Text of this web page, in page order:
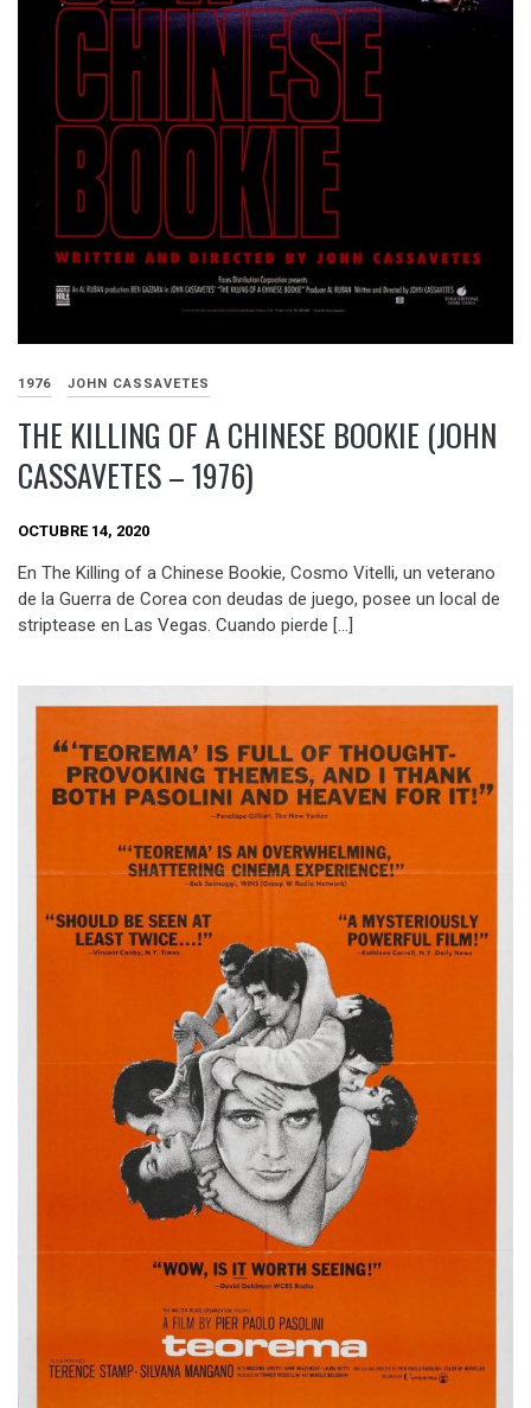
1976 JOHN CASSAVETES
THE KILLING OF A CHINESE BOOKIE (JOHN
CASSAVETES – 1976)
OCTUBRE 14, 2020
En The Killing of a Chinese Bookie, Cosmo Vitelli, un veterano
de la Guerra de Corea con deudas de juego, posee un local de
striptease en Las Vegas. Cuando pierde […]